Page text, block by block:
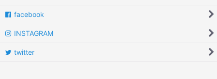
facebook
INSTAGRAM
twitter